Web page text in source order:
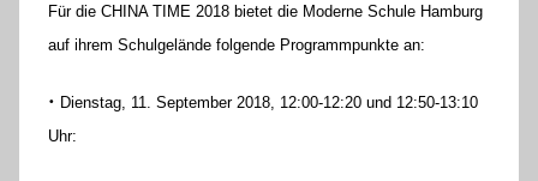
o
r
Für die CHINA TIME 2018 bietet die Moderne Schule Hamburg
auf ihrem Schulgelände folgende Programmpunkte an:
• Dienstag, 11. September 2018, 12:00-12:20 und 12:50-13:10
Uhr: